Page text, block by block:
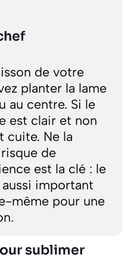
de votre
planter la lame
au centre. Si le
est clair et non
cuite. Ne la
de
est la clé : le
important
même pour une
sublimer